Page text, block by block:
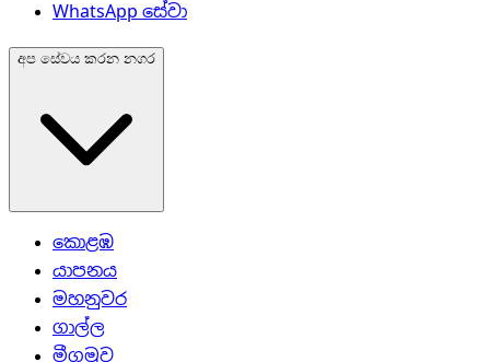
WhatsApp සේවා
අප සේවය කරන නගර
කොළඹ
යාපනය
මහනුවර
ගාල්ල
මීගමුව